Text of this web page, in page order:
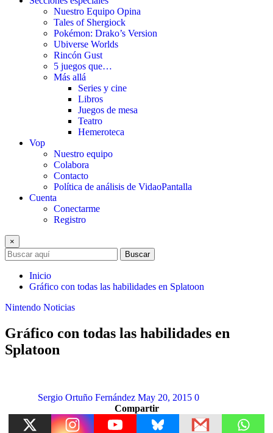
Nuestro Equipo Opina
Tales of Shergiock
Pokémon: Drako’s Version
Ubiverse Worlds
Rincón Gust
5 juegos que…
Más allá
Series y cine
Libros
Juegos de mesa
Teatro
Hemeroteca
Vop
Nuestro equipo
Colabora
Contacto
Política de análisis de VidaoPantalla
Cuenta
Conectarme
Registro
×
Buscar
Inicio
Gráfico con todas las habilidades en Splatoon
Nintendo Noticias
Gráfico con todas las habilidades en
Splatoon
Sergio Ortuño Fernández May 20, 2015 0
Compartir